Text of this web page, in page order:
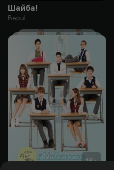
Шайба!
Bepul
16+